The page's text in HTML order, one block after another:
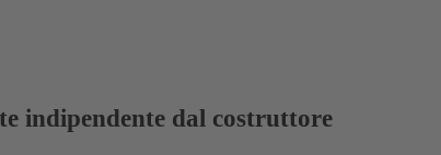
indipendente dal costruttore